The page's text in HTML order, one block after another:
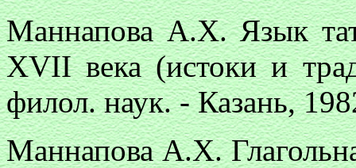
Маннапова А.Х. Язык
ХVII века (истоки и
филол. наук. - Казань,
Маннапова А.Х.